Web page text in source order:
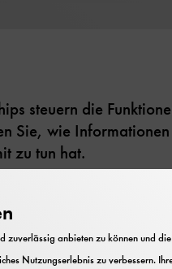
steuern die
Sie, wie
zu tun hat.
Hersteller von
hier in München
zuverlässig anbieten zu können und
Nutzungserlebnis zu verbessern.